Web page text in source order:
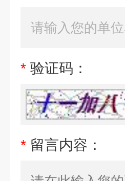
* 验证码：
* 留言内容：